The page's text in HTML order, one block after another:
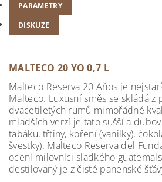
PARAMETRY
DISKUZE
MALTECO 20 YO 0,7 L
Malteco Reserva 20 Aňos je
Malteco. Luxusní směs se skládá z
dvacetiletých rumů mimořádné
mladších verzí je tato sušší a
tabáku, třtiny, koření (vanilky),
švestky). Malteco Reserva del
ocení milovníci sladkého
destilovaný je z čisté panenské